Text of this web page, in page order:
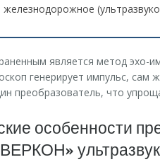
является метод эхо-
генерирует импульс,
преобразователь, что
особенности